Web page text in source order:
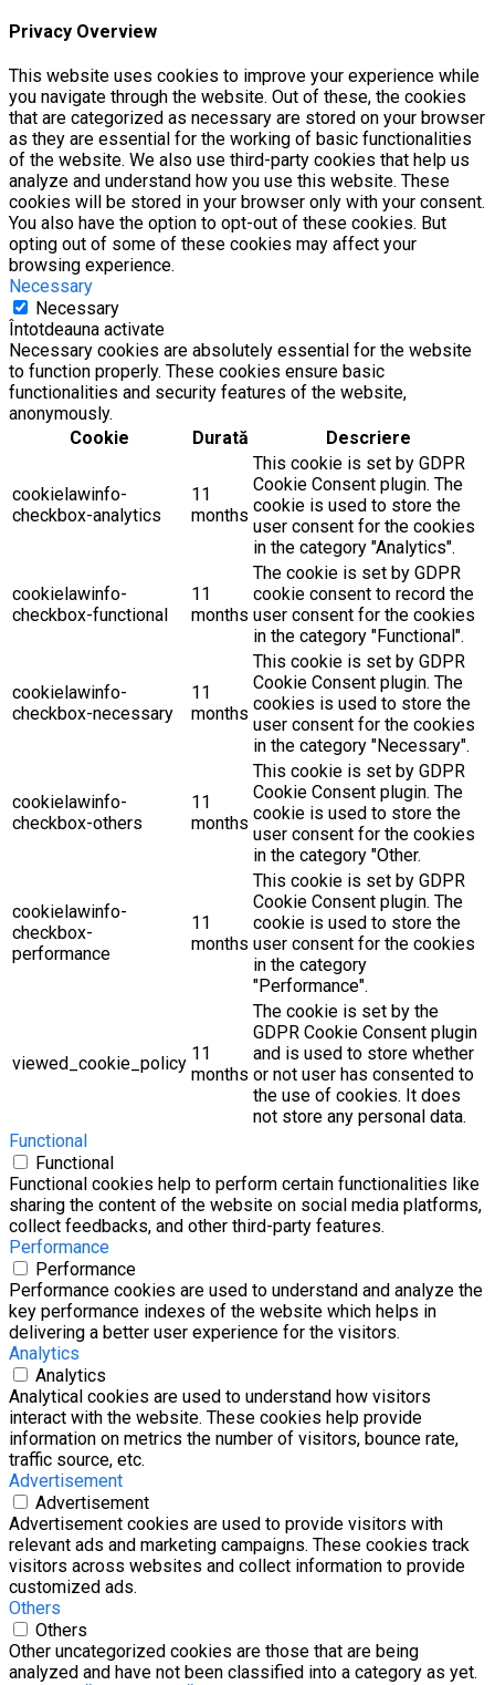
Privacy Overview
This website uses cookies to improve your experience while
you navigate through the website. Out of these, the cookies
that are categorized as necessary are stored on your browser
as they are essential for the working of basic functionalities
of the website. We also use third-party cookies that help us
analyze and understand how you use this website. These
cookies will be stored in your browser only with your consent.
You also have the option to opt-out of these cookies. But
opting out of some of these cookies may affect your
browsing experience.
Necessary
Necessary
Întotdeauna activate
Necessary cookies are absolutely essential for the website
to function properly. These cookies ensure basic
functionalities and security features of the website,
anonymously.
Cookie
Durată Descriere
cookielawinfo-
checkbox-analytics
11
months
This cookie is set by GDPR
Cookie Consent plugin. The
cookie is used to store the
user consent for the cookies
in the category "Analytics".
cookielawinfo-
checkbox-functional
11
months
The cookie is set by GDPR
cookie consent to record the
user consent for the cookies
in the category "Functional".
cookielawinfo-
checkbox-necessary
11
months
This cookie is set by GDPR
Cookie Consent plugin. The
cookies is used to store the
user consent for the cookies
in the category "Necessary".
cookielawinfo-
checkbox-others
11
months
This cookie is set by GDPR
Cookie Consent plugin. The
cookie is used to store the
user consent for the cookies
in the category "Other.
cookielawinfo-
checkbox-
performance
11
months
This cookie is set by GDPR
Cookie Consent plugin. The
cookie is used to store the
user consent for the cookies
in the category
"Performance".
viewed_cookie_policy 11
months
The cookie is set by the
GDPR Cookie Consent plugin
and is used to store whether
or not user has consented to
the use of cookies. It does
not store any personal data.
Functional
Functional
Functional cookies help to perform certain functionalities like
sharing the content of the website on social media platforms,
collect feedbacks, and other third-party features.
Performance
Performance
Performance cookies are used to understand and analyze the
key performance indexes of the website which helps in
delivering a better user experience for the visitors.
Analytics
Analytics
Analytical cookies are used to understand how visitors
interact with the website. These cookies help provide
information on metrics the number of visitors, bounce rate,
traffic source, etc.
Advertisement
Advertisement
Advertisement cookies are used to provide visitors with
relevant ads and marketing campaigns. These cookies track
visitors across websites and collect information to provide
customized ads.
Others
Others
Other uncategorized cookies are those that are being
analyzed and have not been classified into a category as yet.